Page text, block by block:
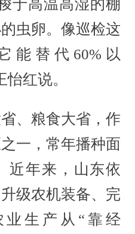
高温高湿的棚
虫卵。像巡检这
能替代60%以
怡红说。
粮食大省，作
一，常年播种面
近年来，山东依
级农机装备、完
生产从“靠经